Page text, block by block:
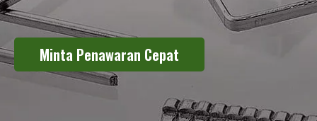
Minta Penawaran Cepat